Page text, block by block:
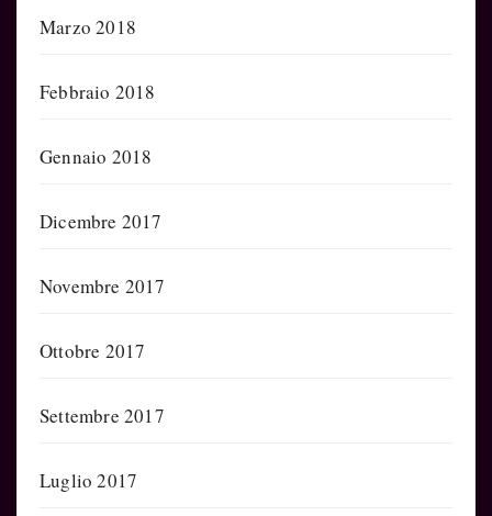
Marzo 2018
Febbraio 2018
Gennaio 2018
Dicembre 2017
Novembre 2017
Ottobre 2017
Settembre 2017
Luglio 2017